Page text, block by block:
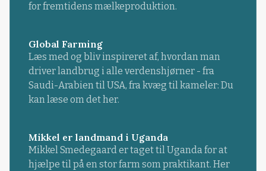
for fremtidens mælkeproduktion.
Global Farming
Læs med og bliv inspireret af, hvordan man
driver landbrug i alle verdenshjørner - fra
Saudi-Arabien til USA, fra kvæg til kameler: Du
kan læse om det her.
Mikkel er landmand i Uganda
Mikkel Smedegaard er taget til Uganda for at
hjælpe til på en stor farm som praktikant. Her